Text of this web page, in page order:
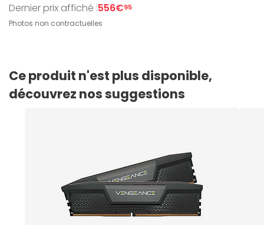
Dernier prix affiché :556€95
Photos non contractuelles
Ce produit n'est plus disponible,
découvrez nos suggestions